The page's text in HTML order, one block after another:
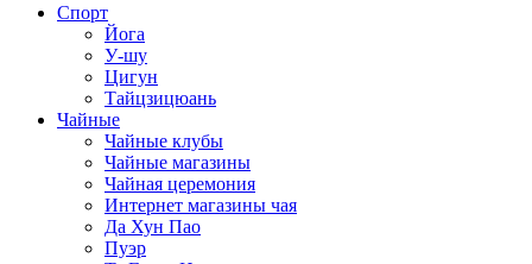
Спорт
Йога
У-шу
Цигун
Тайцзицюань
Чайные
Чайные клубы
Чайные магазины
Чайная церемония
Интернет магазины чая
Да Хун Пао
Пуэр